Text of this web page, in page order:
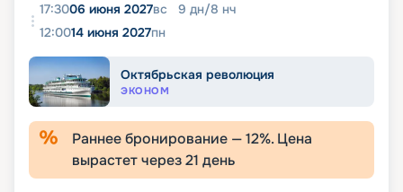
17:3006 июня 2027вс 9 дн/8 нч
12:0014 июня 2027пн
Октябрьская революция
ЭКОНОМ
Раннее бронирование —12%. Цена
вырастет через21 день